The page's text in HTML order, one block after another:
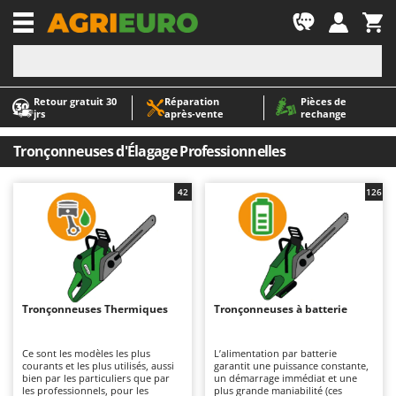
Retour gratuit 30
jrs
Réparation
après‑vente
Pièces de
rechange
-1
A
Abris de jardin
Accessoires pour tracteurs tondeuses autoportés
Aérateurs Scarificateurs pour gazon
Arracheuses de pommes de terre pour tracteur
Aspirateurs - Balais Électriques
Aspirateurs à cendres
Aspirateurs à feuilles sur roues
Aspirateurs de piscine
Atomiseurs agricoles pour tracteurs
Atomiseurs pour traitements
A
AgriEuro Premium
AgriEuro TOP-LINE
AGT
Aima
Airmec
AL-KO
ALA 2000
Alpina
Ama
Tronçonneuses d'Élagage Professionnelles
Tronçonneuses Thermiques
Ce sont les modèles les plus
courants et les plus utilisés, aussi
bien par les particuliers que par
les professionnels, pour les
42
Tronçonneuses à batterie
L’alimentation par batterie
garantit une puissance constante,
un démarrage immédiat et une
plus grande maniabilité (ces
126